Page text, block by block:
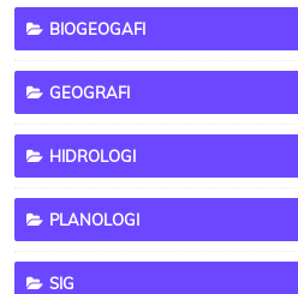
BIOGEOGAFI
GEOGRAFI
HIDROLOGI
PLANOLOGI
SIG